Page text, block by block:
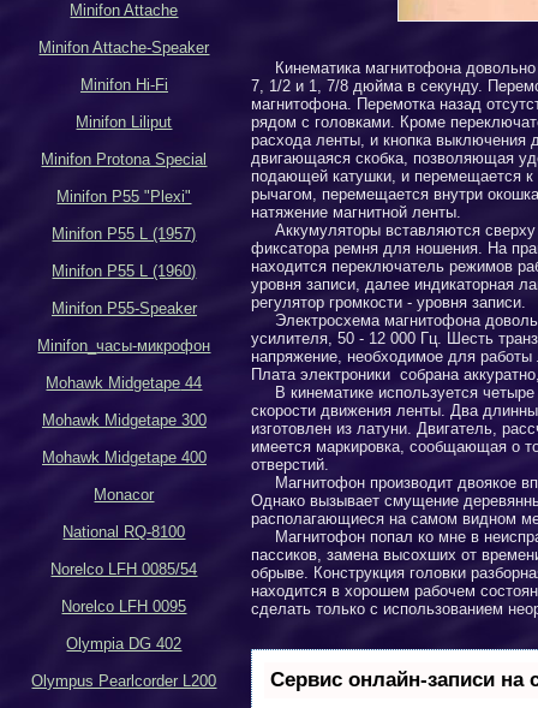
Minifon Attache
Minifon Attache-Speaker
Minifon Hi-Fi
Minifon Liliput
Minifon Protona Special
Minifon P55 "Plexi"
Minifon P55 L (1957)
Minifon P55 L (1960)
Minifon P55-Speaker
Minifon_часы-микрофон
Mohawk Midgetape 44
Mohawk Midgetape 300
Mohawk Midgetape 400
Monacor
National RQ-8100
Norelco LFH 0085/54
Norelco LFH 0095
Olympia DG 402
Olympus Pearlcorder L200
Кинематика магнитофона
7, 1/2 и 1, 7/8 дюйма в секунду.
магнитофона. Перемотка назад
рядом с головками. Кроме
расхода ленты, и кнопка выключения
двигающаяся скобка, позволяющая
подающей катушки, и перемещается к
рычагом, перемещается внутри
натяжение магнитной ленты.
Аккумуляторы вставляются
фиксатора ремня для ношения. На
находится переключатель режимов
уровня записи, далее индикаторная
регулятор громкости - уровня записи.
Электросхема магнитофона
усилителя, 50 - 12 000 Гц. Шесть
напряжение, необходимое для работы
Плата электроники собрана
В кинематике используется
скорости движения ленты. Два
изготовлен из латуни. Двигатель,
имеется маркировка, сообщающая о
отверстий.
Магнитофон производит двоякое
Однако вызывает смущение
располагающиеся на самом видном
Магнитофон попал ко мне в
пассиков, замена высохших от
обрыве. Конструкция головки
находится в хорошем рабочем
сделать только с использованием
Сервис онлайн-записи на